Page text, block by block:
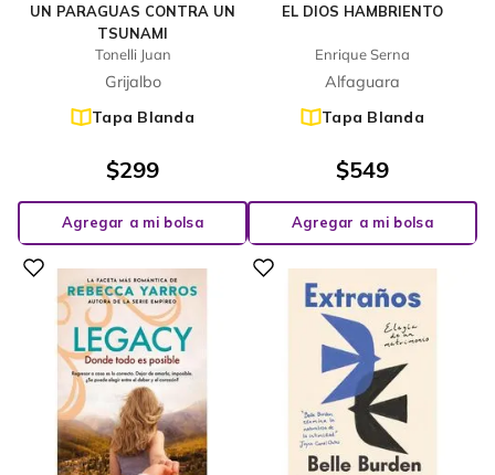
UN PARAGUAS CONTRA UN
TSUNAMI
Tonelli Juan
Grijalbo
Tapa Blanda
$299
Agregar a mi bolsa
EL DIOS HAMBRIENTO
Enrique Serna
Alfaguara
Tapa Blanda
$549
Agregar a mi bolsa